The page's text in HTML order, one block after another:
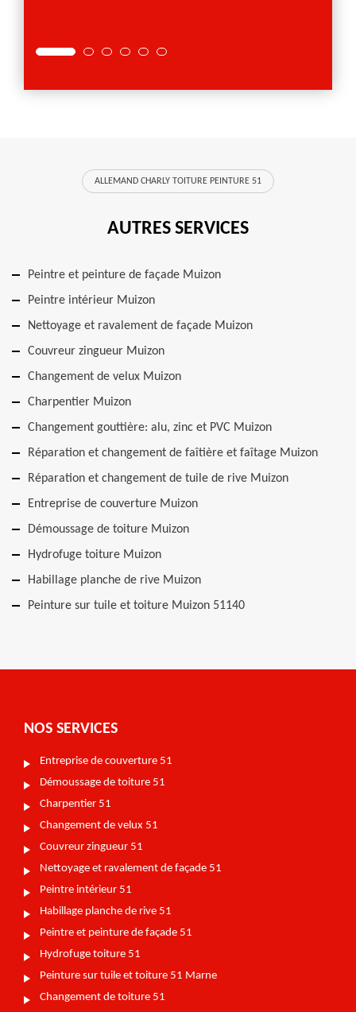
ALLEMAND CHARLY TOITURE PEINTURE 51
AUTRES SERVICES
Peintre et peinture de façade Muizon
Peintre intérieur Muizon
Nettoyage et ravalement de façade Muizon
Couvreur zingueur Muizon
Changement de velux Muizon
Charpentier Muizon
Changement gouttière: alu, zinc et PVC Muizon
Réparation et changement de faîtière et faîtage Muizon
Réparation et changement de tuile de rive Muizon
Entreprise de couverture Muizon
Démoussage de toiture Muizon
Hydrofuge toiture Muizon
Habillage planche de rive Muizon
Peinture sur tuile et toiture Muizon 51140
NOS SERVICES
Entreprise de couverture 51
Démoussage de toiture 51
Charpentier 51
Changement de velux 51
Couvreur zingueur 51
Nettoyage et ravalement de façade 51
Peintre intérieur 51
Habillage planche de rive 51
Peintre et peinture de façade 51
Hydrofuge toiture 51
Peinture sur tuile et toiture 51 Marne
Changement de toiture 51